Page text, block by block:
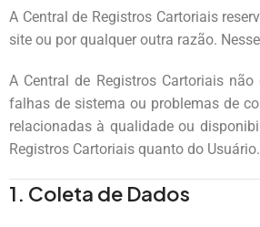
A Central de Registros Cartoriais
site ou por qualquer outra razão.
A Central de Registros Cartoriais
falhas de sistema ou problemas de
relacionadas à qualidade ou
Registros Cartoriais quanto do Usuário.
1. Coleta de Dados